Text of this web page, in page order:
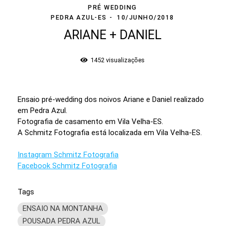
PRÉ WEDDING
PEDRA AZUL-ES
10/JUNHO/2018
ARIANE + DANIEL
1452 visualizações
Ensaio pré-wedding dos noivos Ariane e Daniel realizado
em Pedra Azul.
Fotografia de casamento em Vila Velha-ES.
A Schmitz Fotografia está localizada em Vila Velha-ES.
Instagram Schmitz Fotografia
Facebook Schmitz Fotografia
Tags
ENSAIO NA MONTANHA
POUSADA PEDRA AZUL